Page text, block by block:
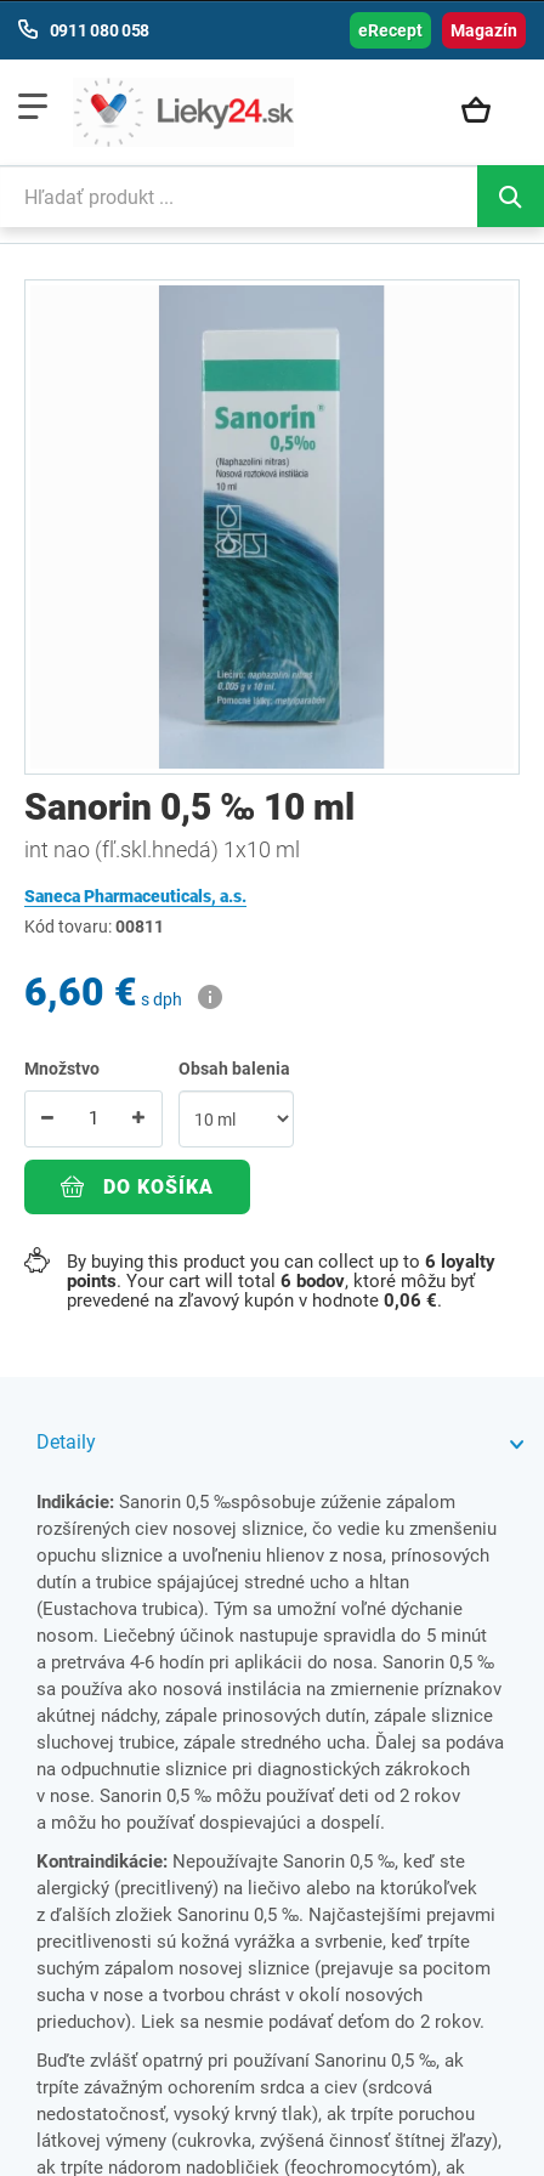
Magazín
0911 080 058 eRecept
Sanorin 0,5 ‰ 10 ml
int nao (fľ.skl.hnedá) 1x10 ml
Saneca Pharmaceuticals, a.s.
Kód tovaru:00811
6,60 € s dph
Množstvo Obsah balenia
DO KOŠÍKA
By buying this product you can collect up to 6 loyalty
points. Your cart will total 6 bodov, ktoré môžu byť
prevedené na zľavový kupón v hodnote 0,06 €.
Detaily
Indikácie: Sanorin 0,5 ‰spôsobuje zúženie zápalom
rozšírených ciev nosovej sliznice, čo vedie ku zmenšeniu
opuchu sliznice a uvoľneniu hlienov z nosa, prínosových
dutín a trubice spájajúcej stredné ucho a hltan
(Eustachova trubica). Tým sa umožní voľné dýchanie
nosom. Liečebný účinok nastupuje spravidla do 5 minút
a pretrváva 4-6 hodín pri aplikácii do nosa. Sanorin 0,5 ‰
sa používa ako nosová instilácia na zmiernenie príznakov
akútnej nádchy, zápale prinosových dutín, zápale sliznice
sluchovej trubice, zápale stredného ucha. Ďalej sa podáva
na odpuchnutie sliznice pri diagnostických zákrokoch
v nose. Sanorin 0,5 ‰ môžu používať deti od 2 rokov
a môžu ho používať dospievajúci a dospelí.
Kontraindikácie: Nepoužívajte Sanorin 0,5 ‰, keď ste
alergický (precitlivený) na liečivo alebo na ktorúkoľvek
z ďalších zložiek Sanorinu 0,5 ‰. Najčastejšími prejavmi
precitlivenosti sú kožná vyrážka a svrbenie, keď trpíte
suchým zápalom nosovej sliznice (prejavuje sa pocitom
sucha v nose a tvorbou chrást v okolí nosových
prieduchov). Liek sa nesmie podávať deťom do 2 rokov.
Buďte zvlášť opatrný pri používaní Sanorinu 0,5 ‰, ak
trpíte závažným ochorením srdca a ciev (srdcová
nedostatočnosť, vysoký krvný tlak), ak trpíte poruchou
látkovej výmeny (cukrovka, zvýšená činnosť štítnej žľazy),
ak trpíte nádorom nadobličiek (feochromocytóm), ak